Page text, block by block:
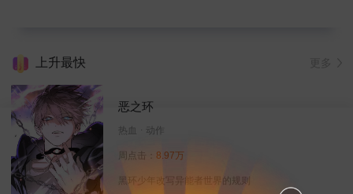
上升最快
恶之环
热血 动作
周点击： 8.97万
黑环少年改写异能者世界的规则